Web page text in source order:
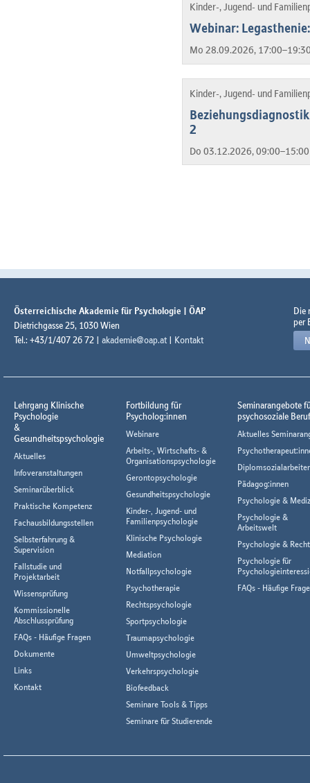
Kinder-, Jugend- und
Webinar:
Mo 28.09.2026,
Kinder-, Jugend- und
2
Do 03.12.2026,
Österreichische Akademie für Psychologie | ÖAP
Dietrichgasse 25, 1030 Wien
Tel.: +43/1/407 26 72 | akademie@oap.at | Kontakt
Die
per
Lehrgang Klinische
Psychologie
&
Gesundheitspsychologie
Aktuelles
Infoveranstaltungen
Seminarüberblick
Praktische Kompetenz
Fachausbildungsstellen
Selbsterfahrung &
Supervision
Fallstudie und
Projektarbeit
Wissensprüfung
Kommissionelle
Abschlussprüfung
FAQs - Häufige Fragen
Dokumente
Links
Kontakt
Fortbildung für
Psycholog:innen
Webinare
Arbeits-, Wirtschafts- &
Organisationspsychologie
Gerontopsychologie
Gesundheitspsychologie
Kinder-, Jugend- und
Familienpsychologie
Klinische Psychologie
Mediation
Notfallpsychologie
Psychotherapie
Rechtspsychologie
Sportpsychologie
Traumapsychologie
Umweltpsychologie
Verkehrspsychologie
Biofeedback
Seminare Tools & Tipps
Seminare für Studierende
Seminarangebote
psychosoziale
Aktuelles
Pädagog:innen
Psychologie &
Psychologie &
Arbeitswelt
Psychologie & Recht
Psychologie für
FAQs - Häufige